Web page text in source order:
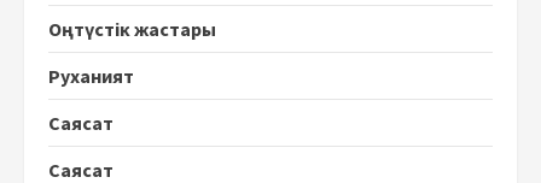
Оңтүстік жастары
Руханият
Саясат
Саясат